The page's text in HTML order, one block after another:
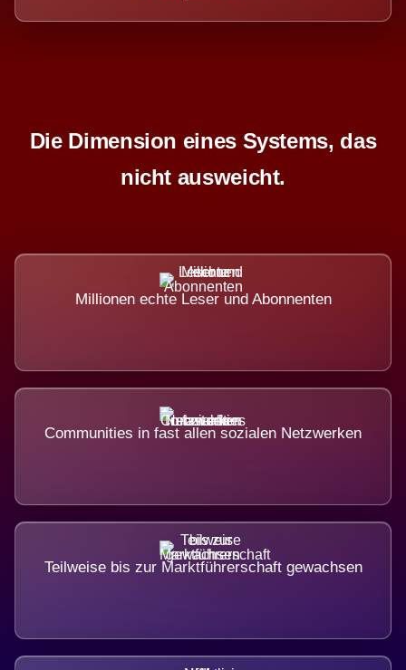
Die Dimension eines Systems, das
nicht ausweicht.
Millionen echte Leser und Abonnenten
Communities in fast allen sozialen Netzwerken
Teilweise bis zur Marktführerschaft gewachsen